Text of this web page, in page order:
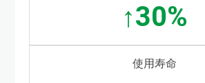
↑30%
使用寿命